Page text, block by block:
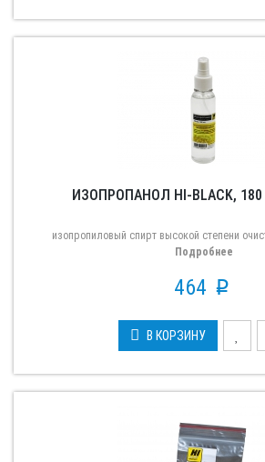
ИЗОПРОПАНОЛ HI-BLACK,
изопропиловый спирт высокой степени
Подробнее
464 p
В КОРЗИНУ